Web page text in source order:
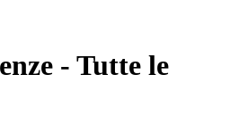
- Tutte le